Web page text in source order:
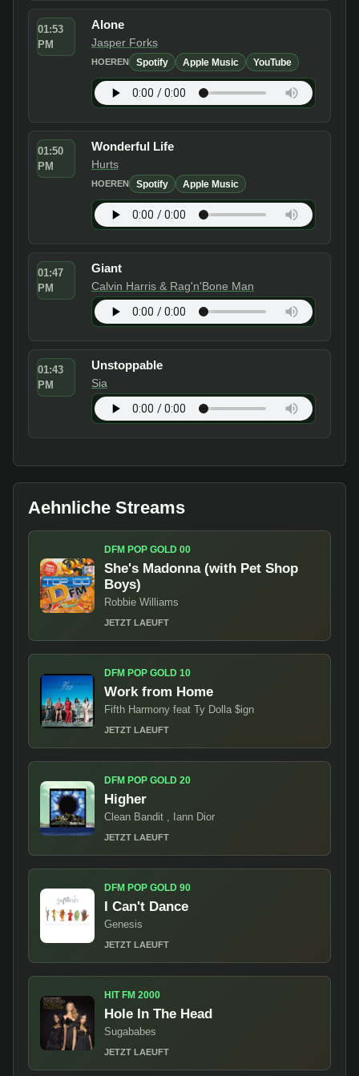
01:53
PM
Alone
Jasper Forks
HOEREN Spotify Apple Music YouTube
01:50
PM
Wonderful Life
Hurts
HOEREN Spotify Apple Music
01:47
PM
Giant
Calvin Harris & Rag'n'Bone Man
01:43
PM
Unstoppable
Sia
Aehnliche Streams
DFM POP GOLD 00
She's Madonna (with Pet Shop
Boys)
Robbie Williams
JETZT LAEUFT
DFM POP GOLD 10
Work from Home
Fifth Harmony feat Ty Dolla $ign
JETZT LAEUFT
DFM POP GOLD 20
Higher
Clean Bandit , Iann Dior
JETZT LAEUFT
DFM POP GOLD 90
I Can't Dance
Genesis
JETZT LAEUFT
HIT FM 2000
Hole In The Head
Sugababes
JETZT LAEUFT